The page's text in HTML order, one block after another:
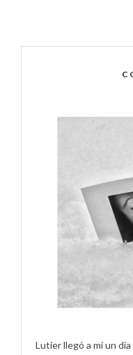
Lutier llegó a mí un